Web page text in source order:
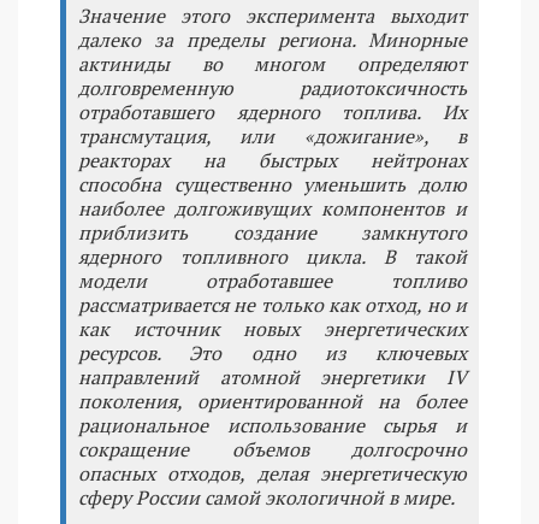
Значение этого эксперимента выходит
далеко за пределы региона. Минорные
актиниды во многом определяют
долговременную радиотоксичность
отработавшего ядерного топлива. Их
трансмутация, или «дожигание», в
реакторах на быстрых нейтронах
способна существенно уменьшить долю
наиболее долгоживущих компонентов и
приблизить создание замкнутого
ядерного топливного цикла. В такой
модели отработавшее топливо
рассматривается не только как отход, но и
как источник новых энергетических
ресурсов. Это одно из ключевых
направлений атомной энергетики IV
поколения, ориентированной на более
рациональное использование сырья и
сокращение объемов долгосрочно
опасных отходов, делая энергетическую
сферу России самой экологичной в мире.